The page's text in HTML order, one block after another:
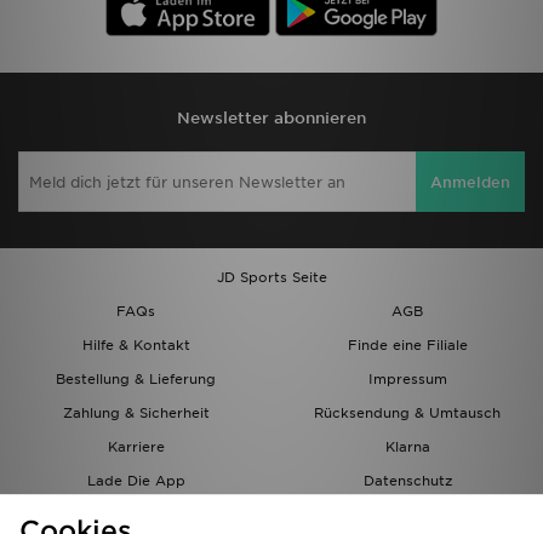
Newsletter abonnieren
Anmelden
JD Sports Seite
FAQs
AGB
Hilfe & Kontakt
Finde eine Filiale
Bestellung & Lieferung
Impressum
Zahlung & Sicherheit
Rücksendung & Umtausch
Karriere
Klarna
Lade Die App
Datenschutz